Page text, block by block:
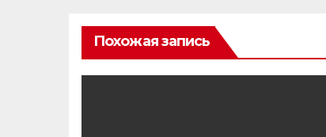
Похожая запись